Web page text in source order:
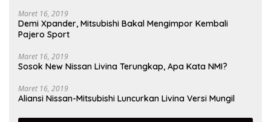
Maret 16, 2019
Demi Xpander, Mitsubishi Bakal Mengimpor Kembali
Pajero Sport
Maret 16, 2019
Sosok New Nissan Livina Terungkap, Apa Kata NMI?
Maret 16, 2019
Aliansi Nissan-Mitsubishi Luncurkan Livina Versi Mungil